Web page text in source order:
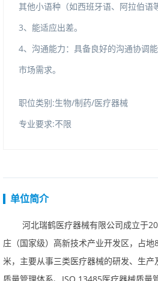
其他小语种（如西班牙语、阿拉伯语
3、能适应出差。
4、沟通能力：具备良好的沟通协调
市场需求。
职位类别:生物/制药/医疗器械
专业要求:不限
单位简介
河北瑞鹤医疗器械有限公司成立于
庄（国家级）高新技术产业开发区，占
米，主要从事三类医疗器械的研发、生